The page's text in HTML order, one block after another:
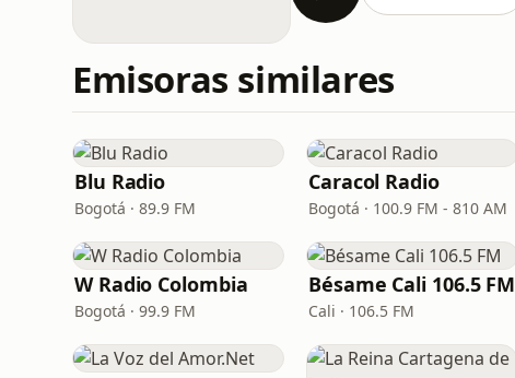
Emisoras similares
Blu Radio
Bogotá · 89.9 FM
Caracol Radio
Bogotá · 100.9 FM - 810 AM
W Radio Colombia
Bogotá · 99.9 FM
Bésame Cali 106.5 FM
Cali · 106.5 FM